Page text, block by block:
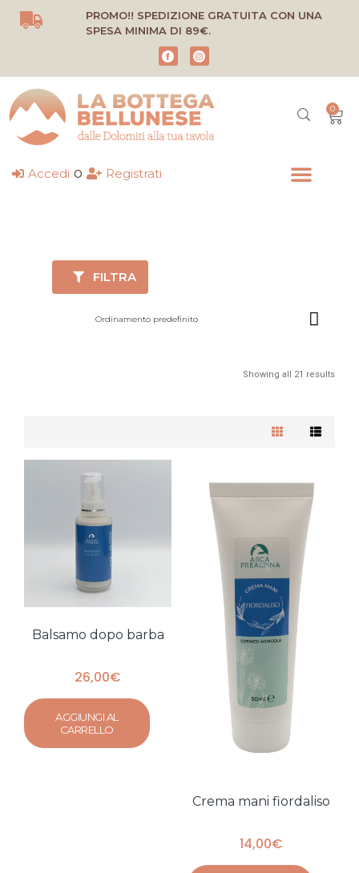
Vai
PROMO!! SPEDIZIONE GRATUITA CON UNA
SPESA MINIMA DI 89€.
0
Accedi o Registrati
FILTRA
Showing all 21 results
Balsamo dopo barba
26,00€
AGGIUNGI AL
CARRELLO
Crema mani fiordaliso
14,00€